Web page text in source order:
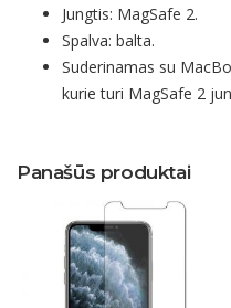
Jungtis: MagSafe 2.
Spalva: balta.
Suderinamas su
kurie turi MagSafe 2
Panašūs produktai